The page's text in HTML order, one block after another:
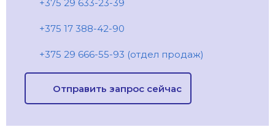
+375 29 633-23-39
+375 17 388-42-90
+375 29 666-55-93 (отдел продаж)
Отправить запрос сейчас